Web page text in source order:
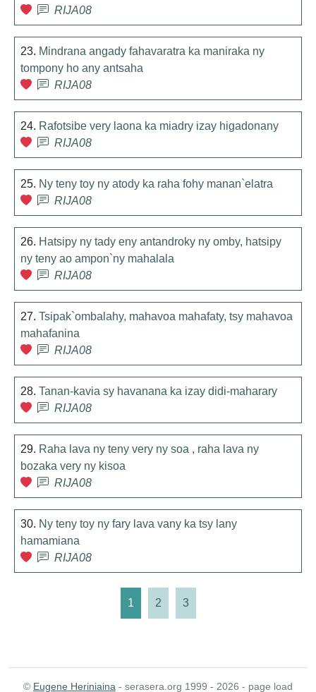
RIJA08
23. Mindrana angady fahavaratra ka maniraka ny
tompony ho any antsaha
RIJA08
24. Rafotsibe very laona ka miadry izay higadonany
RIJA08
25. Ny teny toy ny atody ka raha fohy manan`elatra
RIJA08
26. Hatsipy ny tady eny antandroky ny omby, hatsipy
ny teny ao ampon`ny mahalala
RIJA08
27. Tsipak`ombalahy, mahavoa mahafaty, tsy mahavoa
mahafanina
RIJA08
28. Tanan-kavia sy havanana ka izay didi-maharary
RIJA08
29. Raha lava ny teny very ny soa , raha lava ny
bozaka very ny kisoa
RIJA08
30. Ny teny toy ny fary lava vany ka tsy lany
hamamiana
RIJA08
1 2 3
© Eugene Heriniaina - serasera.org 1999 - 2026 - page load